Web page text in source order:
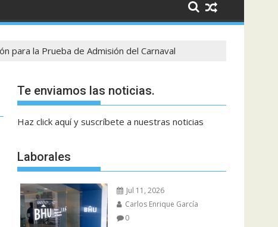
para la Prueba de Admisión del Carnaval
Te enviamos las noticias.
Haz click aquí y suscríbete a nuestras noticias
Laborales
Jul 11, 2026
Carlos Enrique García
0